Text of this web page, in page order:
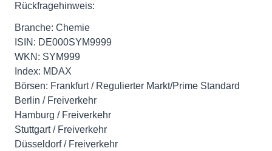
Rückfragehinweis:
Branche: Chemie
ISIN: DE000SYM9999
WKN: SYM999
Index: MDAX
Börsen: Frankfurt / Regulierter Markt/Prime Standard
Berlin / Freiverkehr
Hamburg / Freiverkehr
Stuttgart / Freiverkehr
Düsseldorf / Freiverkehr